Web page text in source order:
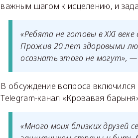
важным шагом к исцелению, и
«Ребята не готовы в XXI
Прожив 20 лет здоровыми
осознать этого не могут», —
В обсуждение вопроса
Telegram-канал «Кровавая
«Много моих близких друзей